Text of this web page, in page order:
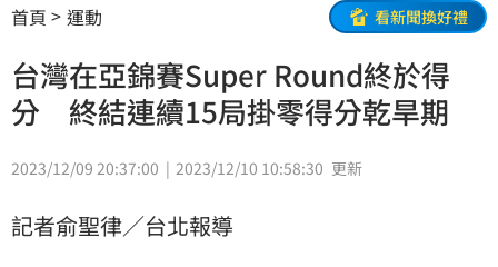
首頁 運動 看新聞換好禮
台灣在亞錦賽Super Round終於得
分 終結連續15局掛零得分乾旱期
2023/12/09 20:37:00 2023/12/10 10:58:30 更新
記者俞聖律／台北報導